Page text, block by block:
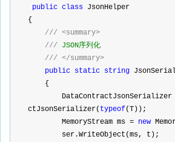
public class JsonHelper
{
/// <summary>
/// JSON序列化
/// </summary>
public static string
    {
ctJsonSerializer( typeof(T));
        MemoryStream ms
= new
        ser.WriteObject(ms, t);